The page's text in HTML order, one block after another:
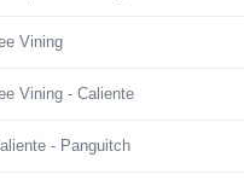
Vining
Vining - Caliente
- Panguitch